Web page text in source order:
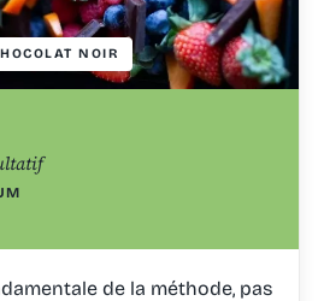
NOIR
de la méthode, pas